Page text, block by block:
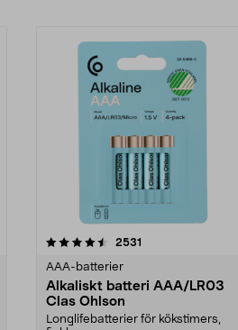
2531
AAA-batterier
Alkaliskt batteri AAA/LR03
Clas Ohlson
Longlifebatterier för kökstimers,
4.5av 5 stjärnor